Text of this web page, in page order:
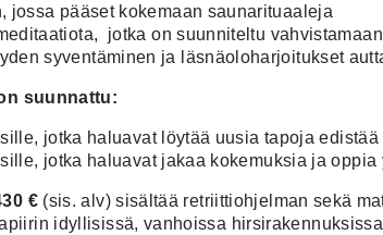
jossa pääset kokemaan saunarituaaleja
jotka on suunniteltu
syventäminen ja läsnäoloharjoitukset
suunnattu:
jotka haluavat löytää uusia tapoja
jotka haluavat jakaa kokemuksia ja
€ (sis. alv) sisältää retriittiohjelman sekä
idyllisissä, vanhoissa